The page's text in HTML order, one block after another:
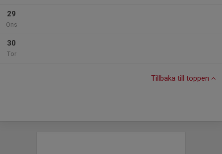
29
Ons
30
Tor
Tillbaka till toppen